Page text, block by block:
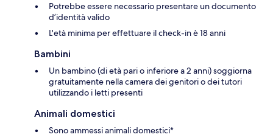
Potrebbe essere necessario presentare un documento
d’identità valido
L'età minima per effettuare il check-in è 18 anni
Bambini
Un bambino (di età pari o inferiore a 2 anni) soggiorna
gratuitamente nella camera dei genitori o dei tutori
utilizzando i letti presenti
Animali domestici
Sono ammessi animali domestici*